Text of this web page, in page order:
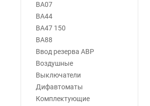
ВА07
ВА44
ВА47 150
ВА88
Ввод резерва АВР
Воздушные
Выключатели
Дифавтоматы
Комплектующие